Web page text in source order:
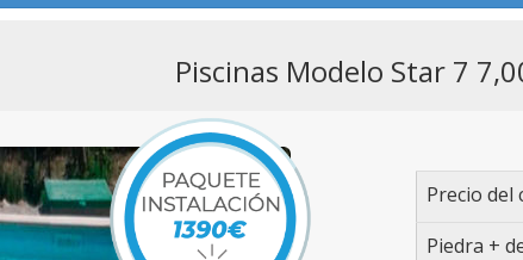
Piscinas Modelo Star 7
Precio del
Piedra +